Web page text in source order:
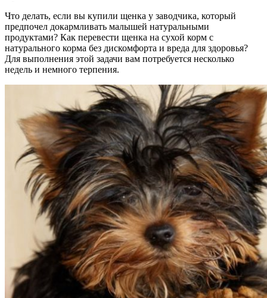
Что делать, если вы купили щенка у заводчика, который
предпочел докармливать малышей натуральными
продуктами? Как перевести щенка на сухой корм с
натурального корма без дискомфорта и вреда для здоровья?
Для выполнения этой задачи вам потребуется несколько
недель и немного терпения.